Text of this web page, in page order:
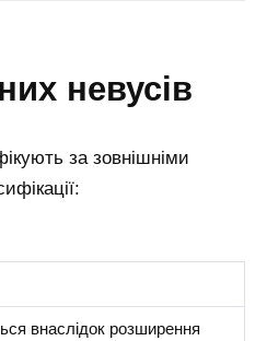
невусів
за зовнішніми
внаслідок розширення